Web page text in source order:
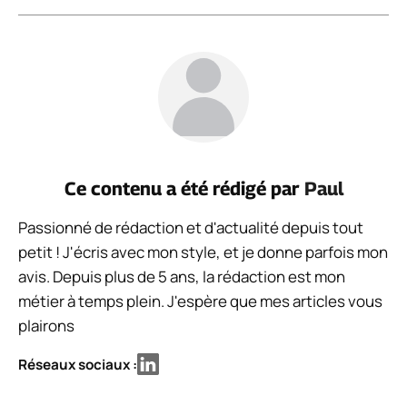
Ce contenu a été rédigé par Paul
Passionné de rédaction et d'actualité depuis tout
petit ! J'écris avec mon style, et je donne parfois mon
avis. Depuis plus de 5 ans, la rédaction est mon
métier à temps plein. J'espère que mes articles vous
plairons
Réseaux sociaux :